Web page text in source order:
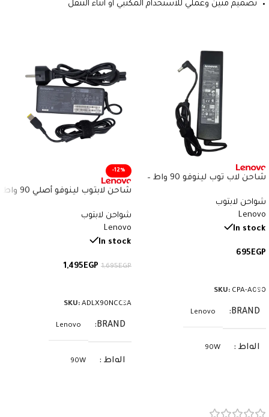
تصميم متين وعملي للاستخدام المكتبي أو أثناء التنقل
شاحن لاب توب لينوفو 90 واط –
مم – رقم القطعة CPA-A090
شواحن لابتوب
Lenovo
In stock
695EGP
SKU: CPA-A090
BRAND
Lenovo
الواط 90W
-12%
شاحن لابتوب لينوفو أصلي 90 واط
أصفر – رقم القطعة
ADLX90NCC3A
شواحن لابتوب
Lenovo
In stock
1,695EGP
1,495EGP
SKU: ADLX90NCC3A
BRAND
Lenovo
الواط 90W